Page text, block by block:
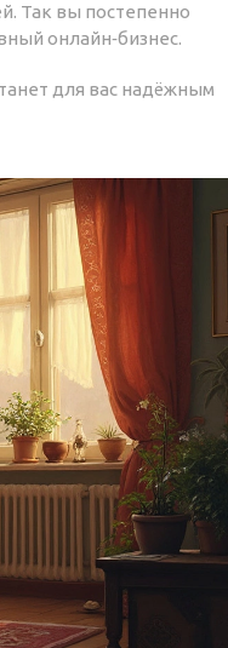
Так вы постепенно
онлайн‑бизнес.
для вас надёжным